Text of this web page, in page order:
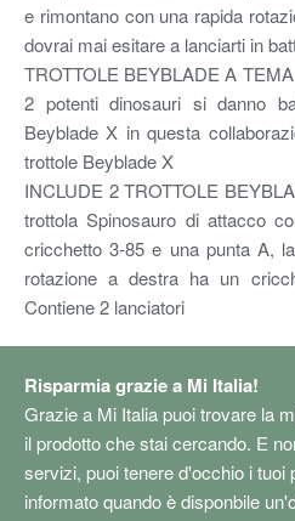
e rimontano con una rapida
dovrai mai esitare a lanciarti in
TROTTOLE BEYBLADE A
2 potenti dinosauri si danno
Beyblade X in questa
trottole Beyblade X
INCLUDE 2 TROTTOLE
trottola Spinosauro di attacco
cricchetto 3-85 e una punta A,
rotazione a destra ha un
Contiene 2 lanciatori
Risparmia grazie a Mi Italia!
Grazie a Mi Italia puoi trovare la
il prodotto che stai cercando. E
servizi, puoi tenere d'occhio i tuoi
informato quando è disponbile